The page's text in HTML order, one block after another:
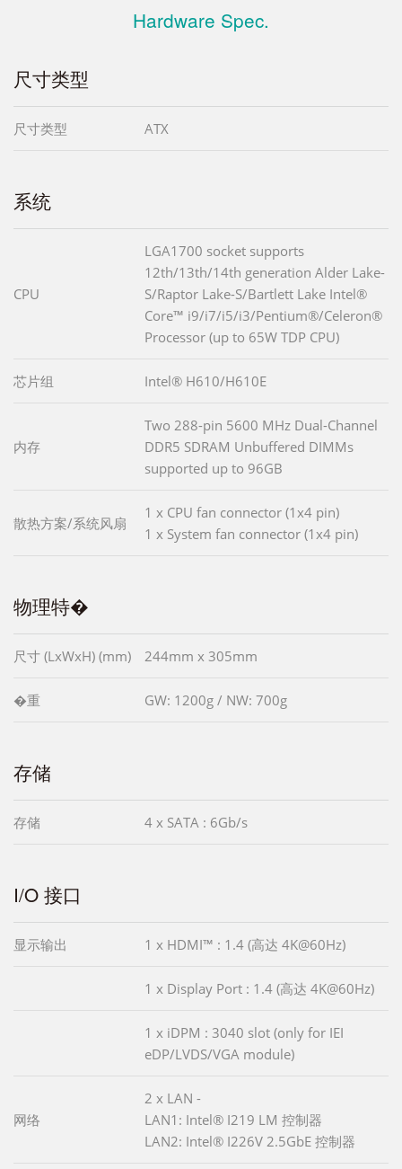
Hardware Spec.
尺寸类型
尺寸类型 ATX
系统
CPU
LGA1700 socket supports
12th/13th/14th generation Alder Lake-
S/Raptor Lake-S/Bartlett Lake Intel®
Core™ i9/i7/i5/i3/Pentium®/Celeron®
Processor (up to 65W TDP CPU)
芯片组 Intel® H610/H610E
内存
Two 288-pin 5600 MHz Dual-Channel
DDR5 SDRAM Unbuffered DIMMs
supported up to 96GB
散热方案/系统风扇
1 x CPU fan connector (1x4 pin)
1 x System fan connector (1x4 pin)
物理特�
尺寸 (LxWxH) (mm) 244mm x 305mm
�重 GW: 1200g / NW: 700g
存储
存储 4 x SATA : 6Gb/s
I/O 接口
显示输出 1 x HDMI™ : 1.4 (高达 4K@60Hz)
1 x Display Port : 1.4 (高达 4K@60Hz)
1 x iDPM : 3040 slot (only for IEI
eDP/LVDS/VGA module)
网络
2 x LAN -
LAN1: Intel® I219 LM 控制器
LAN2: Intel® I226V 2.5GbE 控制器